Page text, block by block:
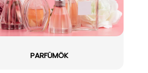
PARFÜMÖK